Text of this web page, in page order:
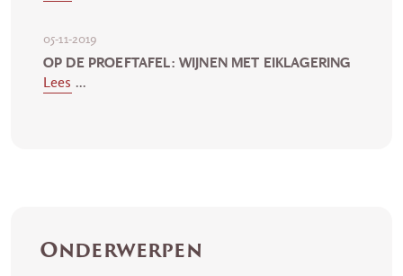
05-11-2019
OP DE PROEFTAFEL: WIJNEN MET EIKLAGERING
Lees ...
Onderwerpen